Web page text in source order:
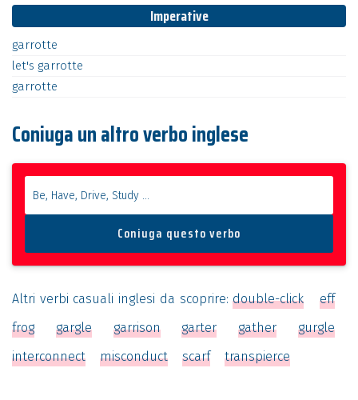
Imperative
garrotte
let's garrotte
garrotte
Coniuga un altro verbo inglese
Altri verbi casuali inglesi da scoprire:double-click
eff
frog
gargle garrison garter gather
gurgle
interconnect
misconduct scarf transpierce